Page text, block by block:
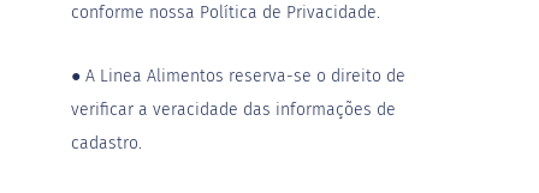
conforme nossa Política de Privacidade.
● A Linea Alimentos reserva-se o direito de
verificar a veracidade das informações de
cadastro.